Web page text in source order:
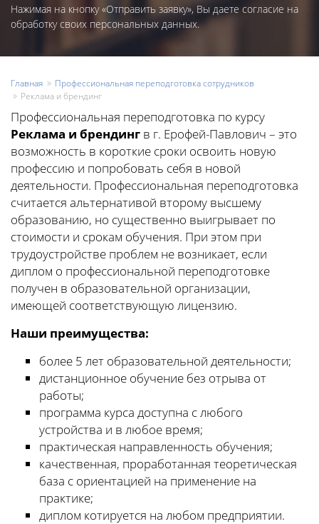
Нажимая на кнопку «Отправить заявку», Вы даете согласие на
обработку своих персональных данных.
Главная
Профессиональная переподготовка сотрудников
Реклама и брендинг
Профессиональная переподготовка по курсу
Реклама и брендинг в г. Ерофей-Павлович – это
возможность в короткие сроки освоить новую
профессию и попробовать себя в новой
деятельности. Профессиональная переподготовка
считается альтернативой второму высшему
образованию, но существенно выигрывает по
стоимости и срокам обучения. При этом при
трудоустройстве проблем не возникает, если
диплом о профессиональной переподготовке
получен в образовательной организации,
имеющей соответствующую лицензию.
Наши преимущества:
более 5 лет образовательной деятельности;
дистанционное обучение без отрыва от
работы;
программа курса доступна с любого
устройства и в любое время;
практическая направленность обучения;
качественная, проработанная теоретическая
база с ориентацией на применение на
практике;
диплом котируется на любом предприятии.